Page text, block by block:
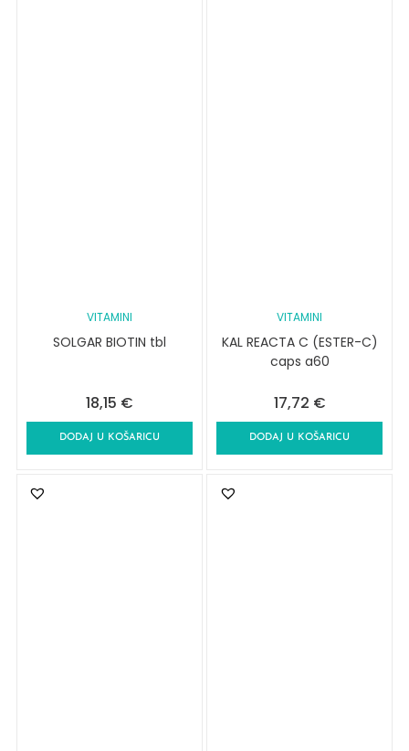
VITAMINI
SOLGAR BIOTIN tbl
18,15 €
DODAJ U KOŠARICU
VITAMINI
KAL REACTA C (ESTER-C)
caps a60
17,72 €
DODAJ U KOŠARICU